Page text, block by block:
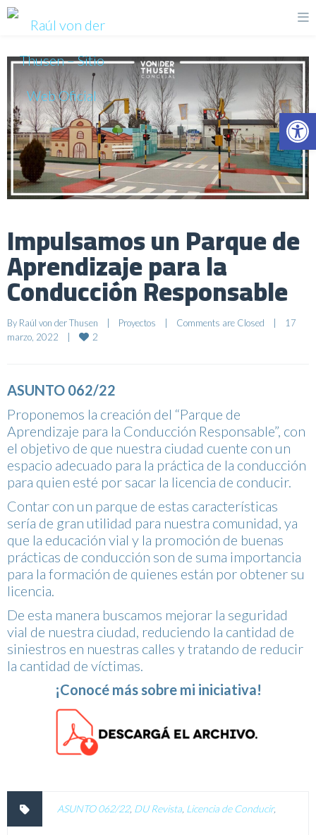
Impulsamos un Parque de
Aprendizaje para la
Conducción Responsable
By Raúl von der Thusen | Proyectos | Comments are Closed |
17
marzo, 2022
| 2
ASUNTO 062/22
Proponemos la creación del “Parque de
Aprendizaje para la Conducción Responsable”, con
el objetivo de que nuestra ciudad cuente con un
espacio adecuado para la práctica de la conducción
para quien esté por sacar la licencia de conducir.
Contar con un parque de estas características
sería de gran utilidad para nuestra comunidad, ya
que la educación vial y la promoción de buenas
prácticas de conducción son de suma importancia
para la formación de quienes están por obtener su
licencia.
De esta manera buscamos mejorar la seguridad
vial de nuestra ciudad, reduciendo la cantidad de
siniestros en nuestras calles y tratando de reducir
la cantidad de víctimas.
¡Conocé más sobre mi iniciativa!
ASUNTO 062/22, DU Revista Licencia de Conducir,